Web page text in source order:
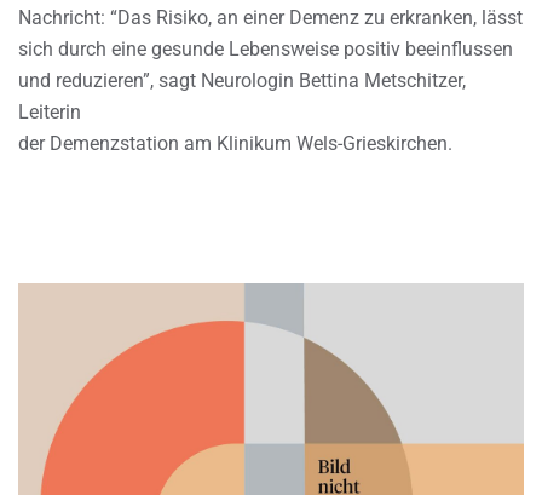
Nachricht: “Das Risiko, an einer Demenz zu erkranken, lässt
sich durch eine gesunde Lebensweise positiv beeinflussen
und reduzieren”, sagt Neurologin Bettina Metschitzer,
Leiterin
der Demenzstation am Klinikum Wels-Grieskirchen.